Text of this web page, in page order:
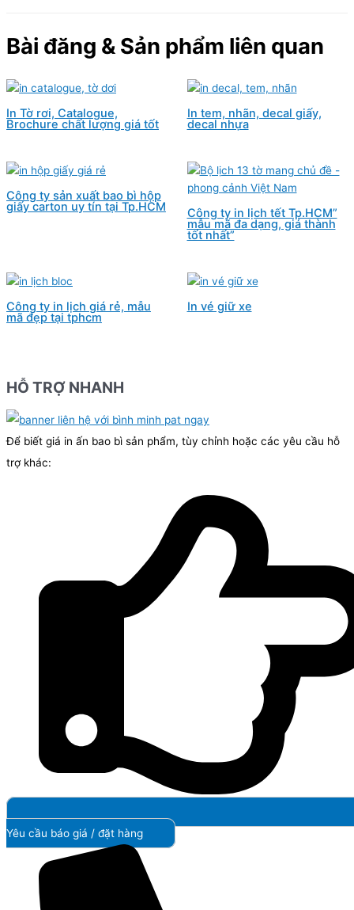
Bài đăng & Sản phẩm liên quan
In Tờ rơi, Catalogue,
Brochure chất lượng giá tốt
In tem, nhãn, decal giấy,
decal nhựa
Công ty sản xuất bao bì hộp
giấy carton uy tín tại Tp.HCM Công ty in lịch tết Tp.HCM”
mẫu mã đa dạng, giá thành
tốt nhất”
Công ty in lịch giá rẻ, mẫu
mã đẹp tại tphcm
In vé giữ xe
HỖ TRỢ NHANH
Để biết giá in ấn bao bì sản phẩm, tùy chỉnh hoặc các yêu cầu hỗ
trợ khác:
Yêu cầu báo giá / đặt hàng